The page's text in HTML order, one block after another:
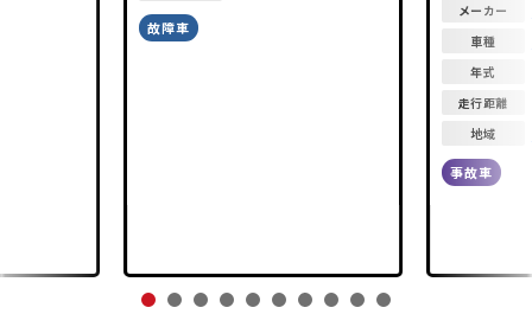
故障車
メーカー
車種
年式
走行距離
地域
事故車